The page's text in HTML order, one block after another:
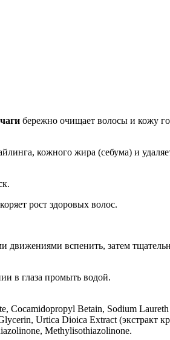
бережно очищает волосы и кожу
кожного жира (себума) и
рост здоровых волос.
вспенить, затем
в глаза промыть водой.
Betain, Sodium
Urtica Dioica Extract
Methylisothiazolinone.